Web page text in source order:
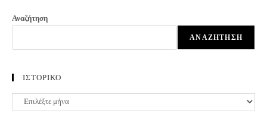
Αναζήτηση
ΑΝΑΖΉΤΗΣΗ
ΙΣΤΟΡΙΚΟ
ΙΣΤΟΡΙΚΟ